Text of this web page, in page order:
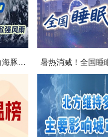
台风数字画像：马拉松台风“白海豚”将影响十余省份 暑热消减！全国睡